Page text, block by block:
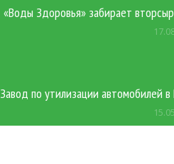
«Воды Здоровья» забирает
Завод по утилизации автомобилей